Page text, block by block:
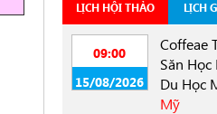
LỊCH HỘI THẢO LỊCH
09:00
15/08/2026
Coffeae
Săn
Du Học
Mỹ